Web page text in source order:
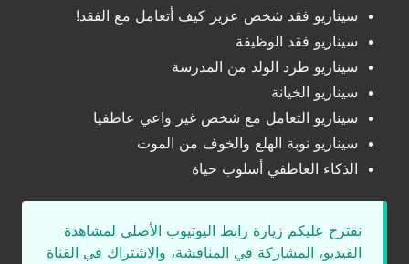
سيناريو فقد شخص عزيز كيف أتعامل مع الفقد!
سيناريو فقد الوظيفة
سيناريو طرد الولد من المدرسة
سيناريو الخيانة
سيناريو التعامل مع شخص غير واعي عاطفيا
سيناريو نوبة الهلع والخوف من الموت
الذكاء العاطفي أسلوب حياة
نقترح عليكم زيارة رابط اليوتيوب الأصلي لمشاهدة
الفيديو، المشاركة في المناقشة، والاشتراك في القناة